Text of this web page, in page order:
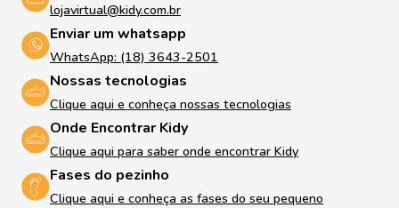
lojavirtual@kidy.com.br
Enviar um whatsapp
WhatsApp: (18) 3643-2501
Nossas tecnologias
Clique aqui e conheça nossas tecnologias
Onde Encontrar Kidy
Clique aqui para saber onde encontrar Kidy
Fases do pezinho
Clique aqui e conheça as fases do seu pequeno